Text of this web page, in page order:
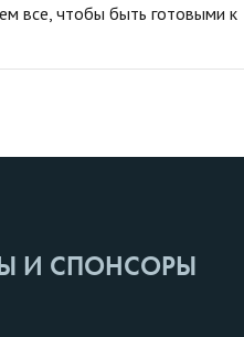
все, чтобы быть готовыми к
И СПОНСОРЫ